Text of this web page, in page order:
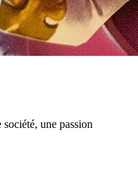
une passion